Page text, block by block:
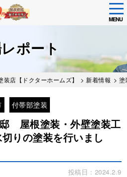
MENU
ポート
店【ドクターホームズ】 >新着情報 > 塗
付帯部塗装
屋根塗装・外壁塗装工
の塗装を行いまし
投稿日：2024.2.9